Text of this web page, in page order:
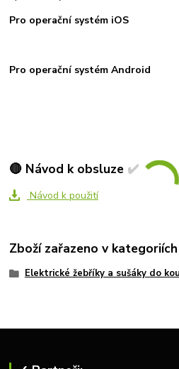
Pro operační systém iOS
Pro operační systém Android
🔴 Návod k obsluze ✔️
Návod k použití
Zboží zařazeno v kategoriích
Elektrické žebříky a sušáky do